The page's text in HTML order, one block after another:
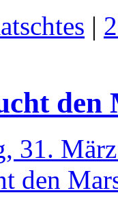
|
den
31.
den